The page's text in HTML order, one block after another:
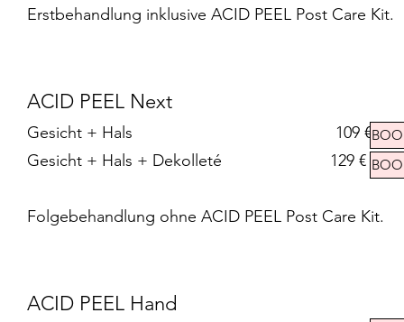
Erstbehandlung inklusive ACID PEEL Post Care Kit.
ACID PEEL Next
Gesicht + Hals 109 €
Gesicht + Hals + Dekolleté 129 €
Folgebehandlung ohne ACID PEEL Post Care Kit.
ACID PEEL Hand